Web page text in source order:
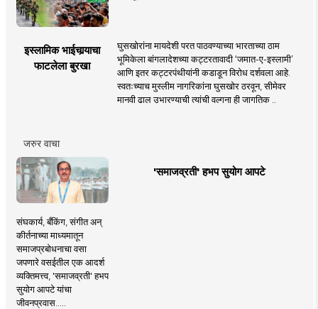
इस्लामिक भाईचार्‍याचा
फाटलेला बुरखा
घुसखोरांना मायदेशी परत पाठवण्याच्या भारताच्या ठाम
भूमिकेला बांगलादेशच्या कट्टरतावादी ‘जमात-ए-इस्लामी’
आणि इतर कट्टरपंथीयांनी कडाडून विरोध दर्शवला आहे.
स्वतःच्याच मुस्लीम नागरिकांना घुसखोर ठरवून, सीमेवर
मानवी ढाल उभारण्याची त्यांची वल्गना ही जागतिक ..
जरुर वाचा
'समाजव्रती' हभप सुयोग आपटे
संघकार्य, बँकिंग, संगीत अन्
कीर्तनाच्या माध्यमातून
समाजप्रबोधनाचा वसा
जपणारे वसईतील एक आदर्श
व्यक्तिमत्त्व, 'समाजव्रती' हभप
सुयोग आपटे यांचा
जीवनप्रवास.....